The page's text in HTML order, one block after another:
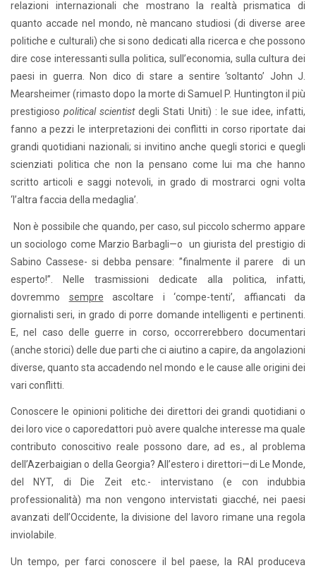
relazioni internazionali che mostrano la realtà prismatica di
quanto accade nel mondo, nè mancano studiosi (di diverse aree
politiche e culturali) che si sono dedicati alla ricerca e che possono
dire cose interessanti sulla politica, sull’economia, sulla cultura dei
paesi in guerra. Non dico di stare a sentire ‘soltanto’ John J.
Mearsheimer (rimasto dopo la morte di Samuel P. Huntington il più
prestigiosopolitical scientistdegli Stati Uniti) : le sue idee, infatti,
fanno a pezzi le interpretazioni dei conflitti in corso riportate dai
grandi quotidiani nazionali; si invitino anche quegli storici e quegli
scienziati politica che non la pensano come lui ma che hanno
scritto articoli e saggi notevoli, in grado di mostrarci ogni volta
‘l’altra faccia della medaglia’.
Non è possibile che quando, per caso, sul piccolo schermo appare
un sociologo come Marzio Barbagli—o un giurista del prestigio di
Sabino Cassese- si debba pensare: ”finalmente il parere di un
esperto!”. Nelle trasmissioni dedicate alla politica, infatti,
dovremmo sempre ascoltare i ‘compe-tenti’, affiancati da
giornalisti seri, in grado di porre domande intelligenti e pertinenti.
E, nel caso delle guerre in corso, occorrerebbero documentari
(anche storici) delle due parti che ci aiutino a capire, da angolazioni
diverse, quanto sta accadendo nel mondo e le cause alle origini dei
vari conflitti.
Conoscere le opinioni politiche dei direttori dei grandi quotidiani o
dei loro vice o caporedattori può avere qualche interesse ma quale
contributo conoscitivo reale possono dare, ad es., al problema
dell’Azerbaigian o della Georgia? All’estero i direttori—di Le Monde,
del NYT, di Die Zeit etc.- intervistano (e con indubbia
professionalità) ma non vengono intervistati giacché, nei paesi
avanzati dell’Occidente, la divisione del lavoro rimane una regola
inviolabile.
Un tempo, per farci conoscere il bel paese, la RAI produceva